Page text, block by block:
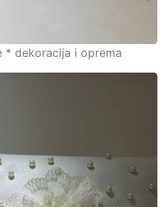
* dekoracija i oprema